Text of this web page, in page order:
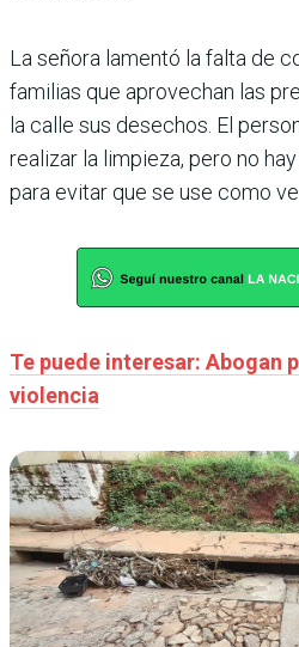
La señora lamentó la falta de
familias que aprovechan las
la calle sus desechos. El
realizar la limpieza, pero no
para evitar que se use como
Te puede interesar: Abogan
violencia